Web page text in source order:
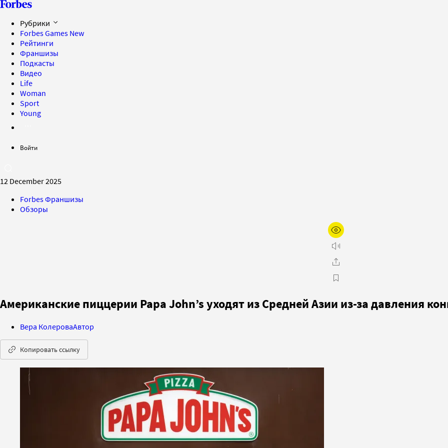
Рубрики
Forbes Games New
Рейтинги
Франшизы
Подкасты
Видео
Life
Woman
Sport
Young
Войти
12 December 2025
Forbes Франшизы
Обзоры
Американские пиццерии Papa John’s уходят из Средней Азии из-за давления
Вера КолероваАвтор
Копировать ссылку